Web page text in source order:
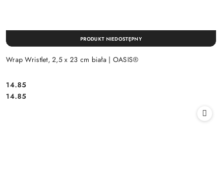
Wrap Wristlet, 2,5 x 23 cm biała | OASIS®
Cena:
14.85
Cena:
14.85
PRODUKT NIEDOSTĘPNY